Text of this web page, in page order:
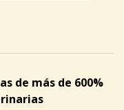
de más de 600%